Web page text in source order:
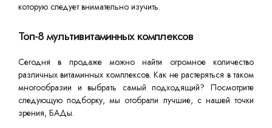
которую следует внимательно изучить.
Топ-8 мультивитаминных комплексов
Сегодня в продаже можно найти огромное количество
различных витаминных комплексов. Как не растеряться в таком
многообразии и выбрать самый подходящий? Посмотрите
следующую подборку, мы отобрали лучшие, с нашей точки
зрения, БАДы.